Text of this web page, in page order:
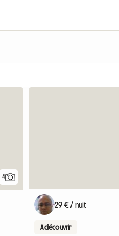
4
29 € / nuit
A découvrir